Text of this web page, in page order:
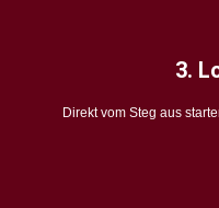
3.
Direkt vom Steg aus